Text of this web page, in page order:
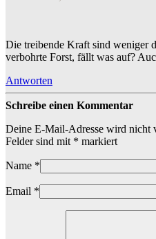
Die treibende Kraft sind weniger
verbohrte Forst, fällt was auf?
Antworten
Schreibe einen Kommentar
Deine E-Mail-Adresse wird nicht
Felder sind mit * markiert
Name *
Email *